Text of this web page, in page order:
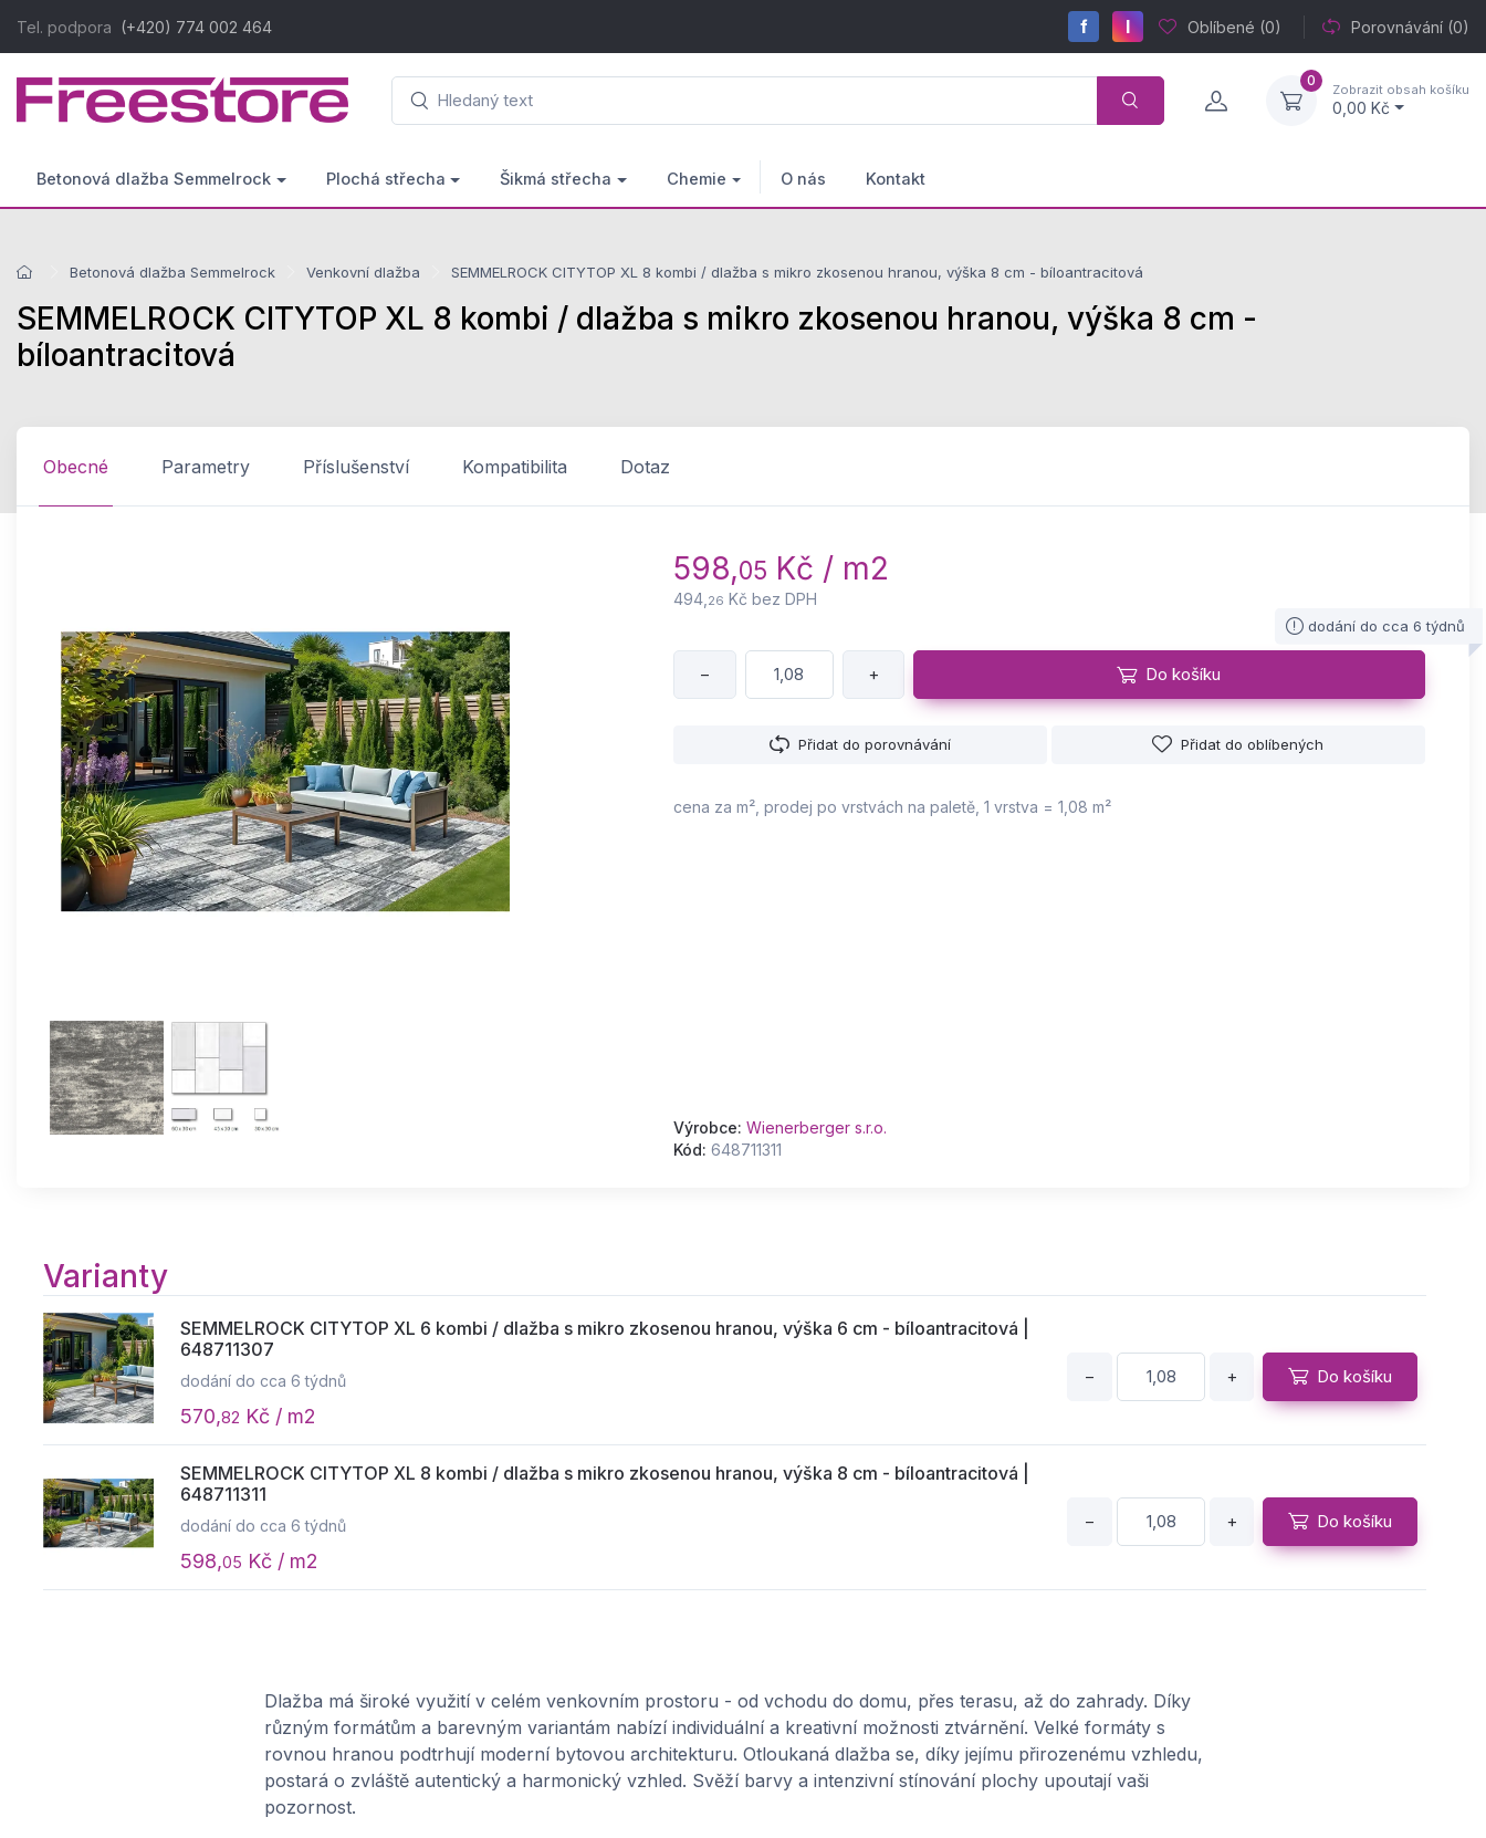
Tel. podpora (+420) 774 002 464 f I Oblíbené (0) Porovnávání (0)
0
Zobrazit obsah košíku
0,00 Kč
Betonová dlažba Semmelrock Plochá střecha Šikmá střecha Chemie O nás Kontakt
Betonová dlažba Semmelrock Venkovní dlažba SEMMELROCK CITYTOP XL 8 kombi / dlažba s mikro zkosenou hranou, výška 8 cm - bíloantracitová
SEMMELROCK CITYTOP XL 8 kombi / dlažba s mikro zkosenou hranou, výška 8 cm -
bíloantracitová
Obecné Parametry Příslušenství Kompatibilita Dotaz
598,05 Kč / m2
494, 26 Kč bez DPH
dodání do cca 6 týdnů
− + Do košíku
Přidat do porovnávání Přidat do oblíbených
cena za m², prodej po vrstvách na paletě, 1 vrstva = 1,08 m²
Výrobce: Wienerberger s.r.o.
Kód: 648711311
Varianty
SEMMELROCK CITYTOP XL 6 kombi / dlažba s mikro zkosenou hranou, výška 6 cm - bíloantracitová |
648711307
dodání do cca 6 týdnů
570,82 Kč / m2
− + Do košíku
SEMMELROCK CITYTOP XL 8 kombi / dlažba s mikro zkosenou hranou, výška 8 cm - bíloantracitová |
648711311
dodání do cca 6 týdnů
598,05 Kč / m2
− + Do košíku
Dlažba má široké využití v celém venkovním prostoru - od vchodu do domu, přes terasu, až do zahrady. Díky
různým formátům a barevným variantám nabízí individuální a kreativní možnosti ztvárnění. Velké formáty s
rovnou hranou podtrhují moderní bytovou architekturu. Otloukaná dlažba se, díky jejímu přirozenému vzhledu,
postará o zvláště autentický a harmonický vzhled. Svěží barvy a intenzivní stínování plochy upoutají vaši
pozornost.